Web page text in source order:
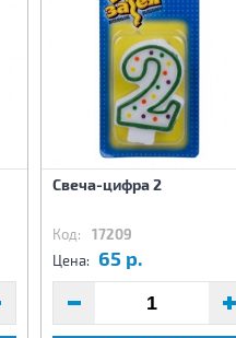
Свеча-цифра 2
Код: 17209
Цена: 65 р.